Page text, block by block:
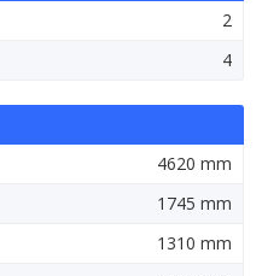
2
4
4620 mm
1745 mm
1310 mm